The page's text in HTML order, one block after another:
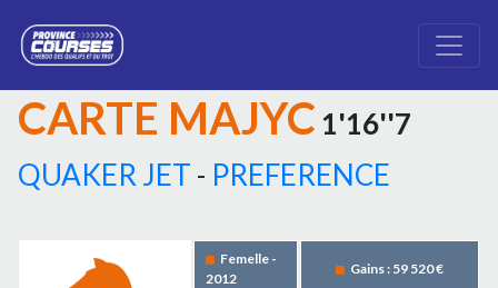
CARTE MAJYC 1'16''7
QUAKER JET - PREFERENCE
Femelle -
2012
Gains : 59 520 €